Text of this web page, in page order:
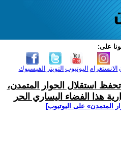
على:
الفيسبوك التويتر اليوتيوب الانستغرام
تحفظ استقلال الحوار المتمدن،
هذا الفضاء اليساري الحر
المتمدن» على اليوتيوب]